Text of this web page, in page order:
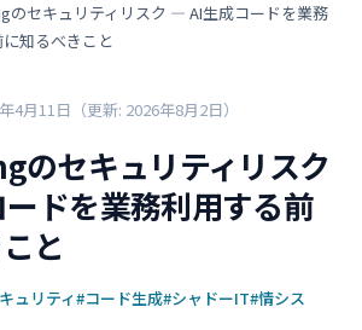
のセキュリティリスク — AI生成コードを業務
知るべきこと
4月11日 （更新: 2026年8月2日）
のセキュリティリスク
ドを業務利用する前
と
ュリティ#コード生成#シャドーIT#情シス